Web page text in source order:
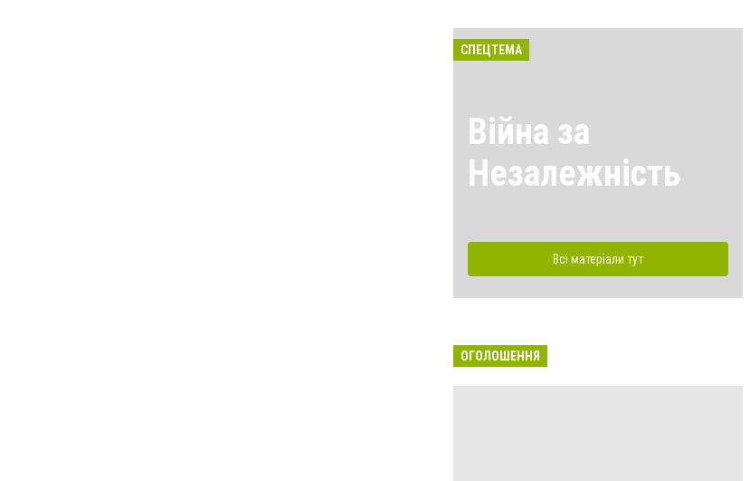
СПЕЦТЕМА
Війна за
Незалежність
Всі матеріали тут
ОГОЛОШЕННЯ